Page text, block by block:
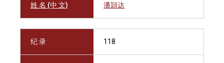
姓 名 (中 文) 潘頴达
纪 录 118